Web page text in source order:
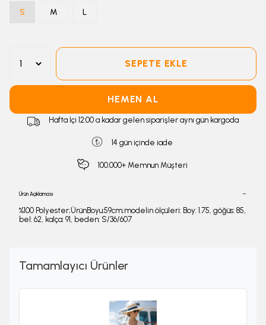
S M L
SEPETE EKLE
HEMEN AL
Hafta İçi 12:00 a kadar gelen siparişler aynı gün kargoda
14 gün içinde iade
100.000+ Memnun Müşteri
Ürün Açıklaması
%100 Polyester;ÜrünBoyu:59cm;modelin ölçüleri: Boy: 1.75, göğüs: 85,
bel: 62, kalça: 91, beden: S/36/607
Tamamlayıcı Ürünler